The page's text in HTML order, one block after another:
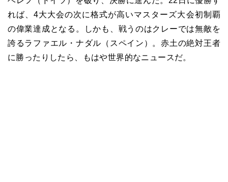
れば、4大大会の次に格式が高いマスターズ大会初制覇
の偉業達成となる。しかも、戦うのはクレーでは無敵を
誇るラファエル・ナダル（スペイン）。赤土の絶対王者
に勝ったりしたら、もはや世界的なニュースだ。